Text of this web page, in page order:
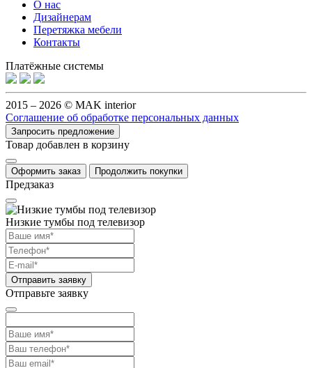
О нас
Дизайнерам
Перетяжка мебели
Контакты
Платёжные системы
2015 – 2026 © MAK interior
Соглашение об обработке персональных данных
Запросить предложение
Товар добавлен в корзину
Оформить заказ Продолжить покупки
Предзаказ
Низкие тумбы под телевизор
Отправить заявку
Отправьте заявку